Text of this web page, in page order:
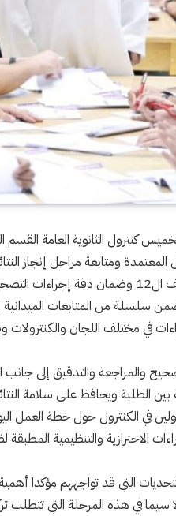
كنترول الثانوية العامة
ومتابعة مراحل إنجاز
سلسلة من المتابعات الميدانية
في مختلف اللجان والكنترولات
والمراجعة والتدقيق إلى جانب
الطلبة ويحافظ على سلامة
في الكنترول حول خطة العمل
الاحترازية والتنظيمية
التي قد تواجههم مؤكدا
في هذه المرحلة التي تتطلب